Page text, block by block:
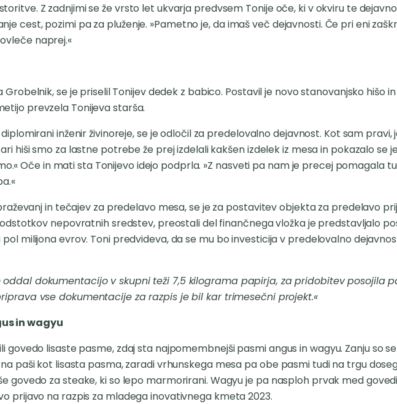
Z zadnjimi se že vrsto let ukvarja predvsem Tonije oče, ki v okviru te
cest, pozimi pa za pluženje. »Pametno je, da imaš več dejavnosti. Če pri eni
naprej.«
se je priselil Tonijev dedek z babico. Postavil je novo stanovanjsko hišo
prevzela Tonijeva starša.
inženir živinoreje, se je odločil za predelovalno dejavnost. Kot sam pravi,
hiši smo za lastne potrebe že prej izdelali kakšen izdelek iz mesa in pokazalo se
Oče in mati sta Tonijevo idejo podprla. »Z nasveti pa nam je precej pomagala
in tečajev za predelavo mesa, se je za postavitev objekta za predelavo
nepovratnih sredstev, preostali del finančnega vložka je predstavljalo
milijona evrov. Toni predvideva, da se mu bo investicija v predelovalno
oddal dokumentacijo v skupni teži 7,5 kilograma papirja, za pridobitev posojila
vse dokumentacije za razpis je bil kar trimesečni projekt.«
in wagyu
govedo lisaste pasme, zdaj sta najpomembnejši pasmi angus in wagyu. Zanju so
paši kot lisasta pasma, zaradi vrhunskega mesa pa obe pasmi tudi na trgu
govedo za steake, ki so lepo marmorirani. Wagyu je pa nasploh prvak med
prijavo na razpis za mladega inovativnega kmeta 2023.